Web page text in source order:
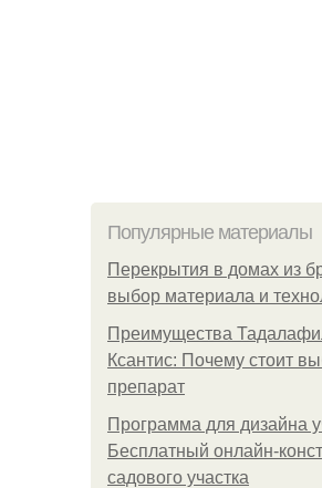
Популярные материалы
Перекрытия в домах из
выбор материала и
Преимущества
Ксантис: Почему стоит
препарат
Программа для дизайна
Бесплатный онлайн-
садового участка